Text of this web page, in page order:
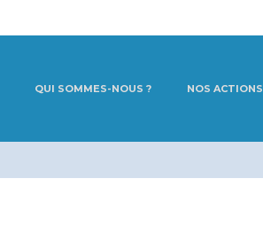
QUI SOMMES-NOUS ? NOS ACTIONS